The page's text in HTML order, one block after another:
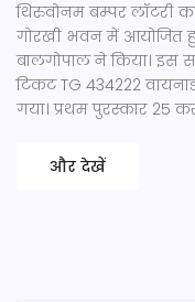
थिरुवोनम बम्पर लॉटरी
गोरखी भवन में आयोजित
बालगोपाल ने किया। इस
टिकट TG 434222
गया। प्रथम पुरस्कार 25
और देखें